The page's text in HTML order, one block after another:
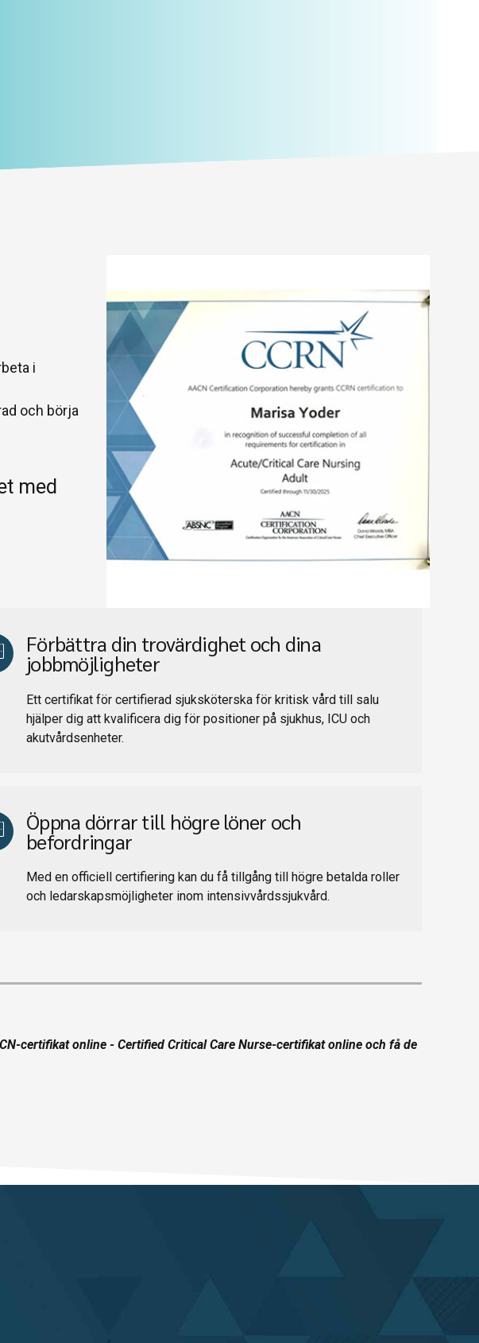
i
och börja
med
Förbättra din trovärdighet och dina
jobbmöjligheter
Ett certifikat för certifierad sjuksköterska för kritisk vård till salu
hjälper dig att kvalificera dig för positioner på sjukhus, ICU och
akutvårdsenheter.
Öppna dörrar till högre löner och
befordringar
Med en officiell certifiering kan du få tillgång till högre betalda roller
och ledarskapsmöjligheter inom intensivvårdssjukvård.
certifikat online - Certified Critical Care Nurse-certifikat online och få de